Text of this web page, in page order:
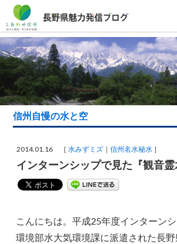
信州自慢の水と空
2014.01.16 ［水みずミズ 信州名水秘水 ］
インターンシップで見た『観音霊
こんにちは。平成25年度インターン
環境部水大気環境課に派遣された長